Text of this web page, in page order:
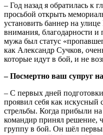
– Год назад я обратилась к
просьбой открыть
установить баннер на
внимания, благодарности
мужа был статус
как Александр Сучков,
которые идут в бой, и не
– Посмертно ваш супруг
– С первых дней
проявил себя как искусный
стрельбы. Когда прибыли
командир принял решение,
группу в бой. Он шёл